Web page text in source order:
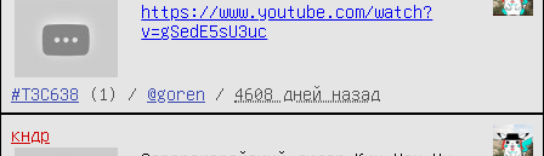
https://www.youtube.com/watch?
v=gSedE5sU3uc
#T3C638 (1) / @goren / 4608 дней назад
кндр